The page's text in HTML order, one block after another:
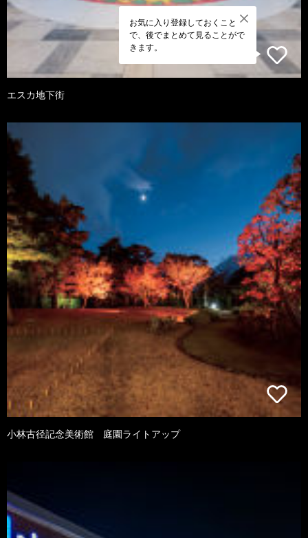
お気に入り登録しておくこと
で、後でまとめて見ることがで
きます。
エスカ地下街
小林古径記念美術館 庭園ライトアップ